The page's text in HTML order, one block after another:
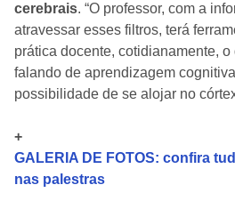
cerebrais. “O professor, com a
atravessar esses filtros, terá
prática docente, cotidianamente,
falando de aprendizagem
possibilidade de se alojar no
+
GALERIA DE FOTOS: confira
nas palestras